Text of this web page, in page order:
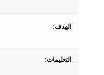
الهدف:
التعليمات: